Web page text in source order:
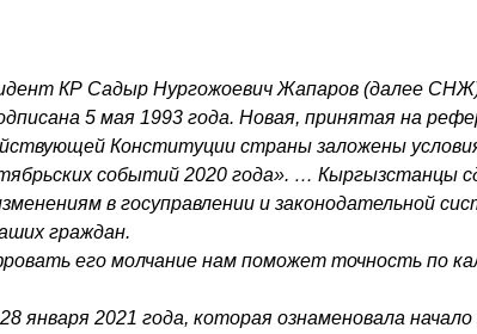
КР Садыр Нургожоевич Жапаров (далее
5 мая 1993 года. Новая, принятая на
Конституции страны заложены
событий 2020 года». … Кыргызстанцы
в госуправлении и законодательной
граждан.
его молчание нам поможет точность по
января 2021 года, которая ознаменовала